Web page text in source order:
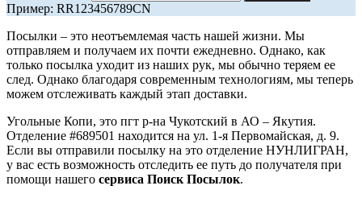
Пример: RR123456789CN
Посылки – это неотъемлемая часть нашей жизни. Мы
отправляем и получаем их почти ежедневно. Однако, как
только посылка уходит из наших рук, мы обычно теряем ее
след. Однако благодаря современным технологиям, мы теперь
можем отслеживать каждый этап доставки.
Угольные Копи, это пгт р-на Чукотский в АО – Якутия.
Отделение #689501 находится на ул. 1-я Первомайская, д. 9.
Если вы отправили посылку на это отделение НУНЛИГРАН,
у вас есть возможность отследить ее путь до получателя при
помощи нашего сервиса Поиск Посылок.